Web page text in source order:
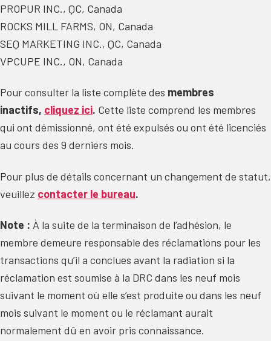
PROPUR INC., QC, Canada
ROCKS MILL FARMS, ON, Canada
SEQ MARKETING INC., QC, Canada
VPCUPE INC., ON, Canada
Pour consulter la liste complète des membres
inactifs, cliquez ici. Cette liste comprend les membres
qui ont démissionné, ont été expulsés ou ont été licenciés
au cours des 9 derniers mois.
Pour plus de détails concernant un changement de statut,
veuillez contacter le bureau.
Note : À la suite de la terminaison de l’adhésion, le
membre demeure responsable des réclamations pour les
transactions qu’il a conclues avant la radiation si la
réclamation est soumise à la DRC dans les neuf mois
suivant le moment où elle s’est produite ou dans les neuf
mois suivant le moment ou le réclamant aurait
normalement dû en avoir pris connaissance.